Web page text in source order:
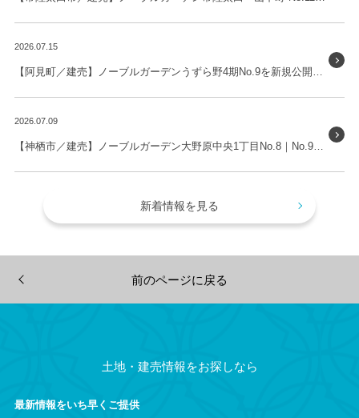
2026.07.15
【阿見町／建売】ノーブルガーデンうずら野4期No.9を新規公開しました。
2026.07.09
【神栖市／建売】ノーブルガーデン大野原中央1丁目No.8｜No.9を新規公開しました。
新着情報を見る
前のページに戻る
土地・建売情報をお探しなら
最新情報をいち早くご提供